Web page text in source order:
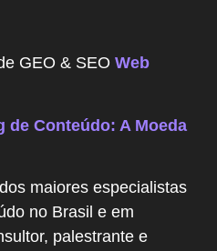
GEO & SEO Web
de Conteúdo: A Moeda
maiores especialistas
no Brasil e em
palestrante e